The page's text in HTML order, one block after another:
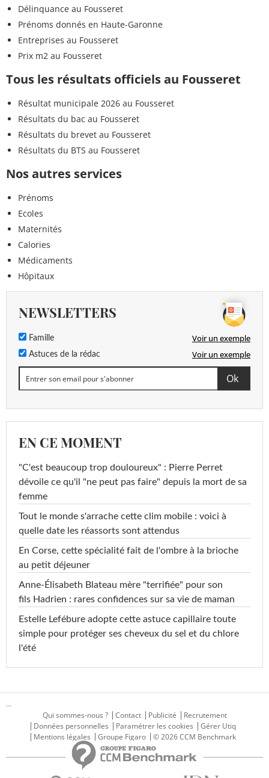
Délinquance au Fousseret
Prénoms donnés en Haute-Garonne
Entreprises au Fousseret
Prix m2 au Fousseret
Tous les résultats officiels au Fousseret
Résultat municipale 2026 au Fousseret
Résultats du bac au Fousseret
Résultats du brevet au Fousseret
Résultats du BTS au Fousseret
Nos autres services
Prénoms
Ecoles
Maternités
Calories
Médicaments
Hôpitaux
NEWSLETTERS
Famille Voir un exemple
Astuces de la rédac Voir un exemple
EN CE MOMENT
"C'est beaucoup trop douloureux" : Pierre Perret
dévoile ce qu'il "ne peut pas faire" depuis la mort de sa
femme
Tout le monde s'arrache cette clim mobile : voici à
quelle date les réassorts sont attendus
En Corse, cette spécialité fait de l'ombre à la brioche
au petit déjeuner
Anne-Élisabeth Blateau mère "terrifiée" pour son
fils Hadrien : rares confidences sur sa vie de maman
Estelle Lefébure adopte cette astuce capillaire toute
simple pour protéger ses cheveux du sel et du chlore
l'été
...
Qui sommes-nous ?
Contact Publicité
Recrutement
Données personnelles
Paramétrer les cookies
Gérer Utiq
Mentions légales
Groupe Figaro © 2026 CCM Benchmark